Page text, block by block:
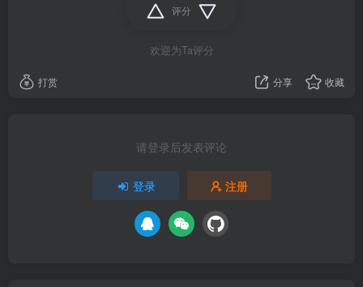
评分
欢迎为Ta评分
打赏 分享 收藏
请登录后发表评论
登录 注册